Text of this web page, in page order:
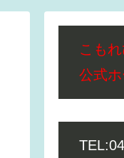
こも
公式